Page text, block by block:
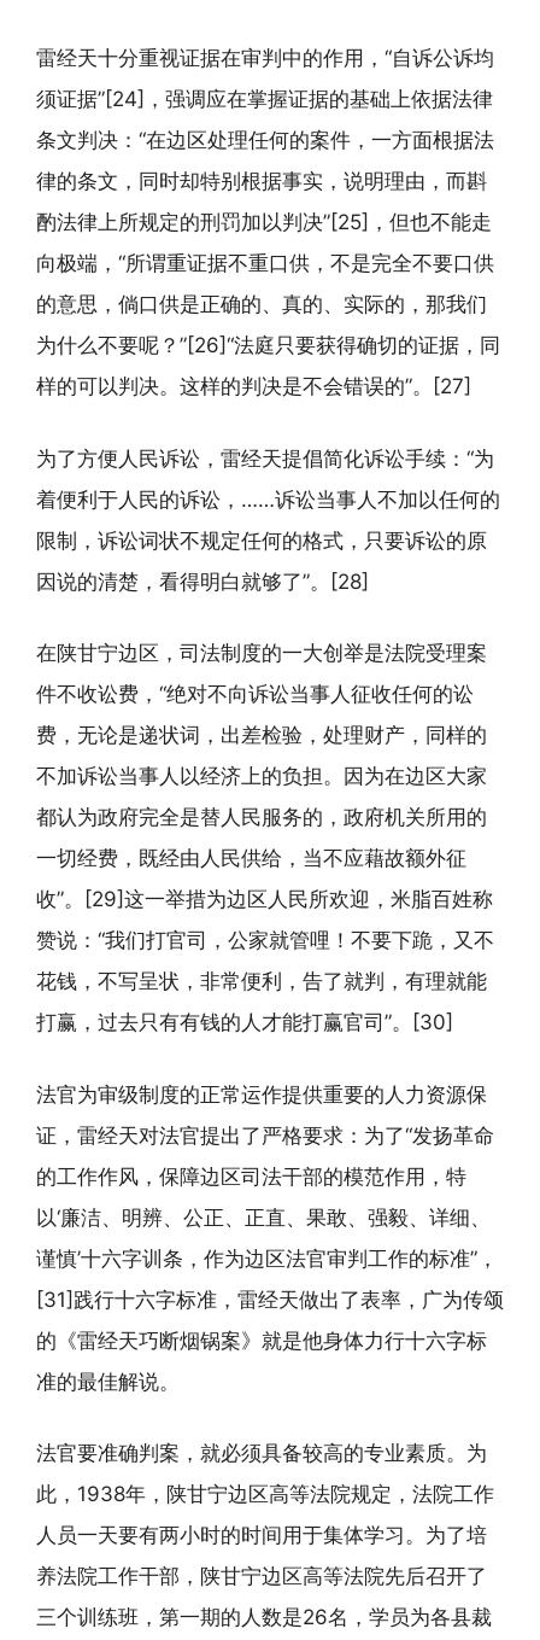
雷经天十分重视证据在审判中的作用，“自诉公诉均
须证据”[24]，强调应在掌握证据的基础上依据法律
条文判决：“在边区处理任何的案件，一方面根据法
律的条文，同时却特别根据事实，说明理由，而斟
酌法律上所规定的刑罚加以判决”[25]，但也不能走
向极端，“所谓重证据不重口供，不是完全不要口供
的意思，倘口供是正确的、真的、实际的，那我们
为什么不要呢？”[26]“法庭只要获得确切的证据，同
样的可以判决。这样的判决是不会错误的”。[27]
为了方便人民诉讼，雷经天提倡简化诉讼手续：“为
着便利于人民的诉讼，……诉讼当事人不加以任何的
限制，诉讼词状不规定任何的格式，只要诉讼的原
因说的清楚，看得明白就够了”。[28]
在陕甘宁边区，司法制度的一大创举是法院受理案
件不收讼费，“绝对不向诉讼当事人征收任何的讼
费，无论是递状词，出差检验，处理财产，同样的
不加诉讼当事人以经济上的负担。因为在边区大家
都认为政府完全是替人民服务的，政府机关所用的
一切经费，既经由人民供给，当不应藉故额外征
收”。[29]这一举措为边区人民所欢迎，米脂百姓称
赞说：“我们打官司，公家就管哩！不要下跪，又不
花钱，不写呈状，非常便利，告了就判，有理就能
打赢，过去只有有钱的人才能打赢官司”。[30]
法官为审级制度的正常运作提供重要的人力资源保
证，雷经天对法官提出了严格要求：为了“发扬革命
的工作作风，保障边区司法干部的模范作用，特
以‘廉洁、明辨、公正、正直、果敢、强毅、详细、
谨慎’十六字训条，作为边区法官审判工作的标准”，
[31]践行十六字标准，雷经天做出了表率，广为传颂
的《雷经天巧断烟锅案》就是他身体力行十六字标
准的最佳解说。
法官要准确判案，就必须具备较高的专业素质。为
此，1938年，陕甘宁边区高等法院规定，法院工作
人员一天要有两小时的时间用于集体学习。为了培
养法院工作干部，陕甘宁边区高等法院先后召开了
三个训练班，第一期的人数是26名，学员为各县裁